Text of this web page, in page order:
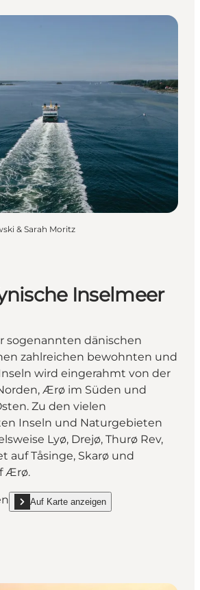
& Sarah Moritz
Inselmeer
sogenannten dänischen
zahlreichen bewohnten und
wird eingerahmt von der
Ærø im Süden und
Zu den vielen
Inseln und Naturgebieten
Lyø, Drejø, Thurø Rev,
auf Tåsinge, Skarø und
Ærø.
Südfynische Inselmeer"
Auf Karte anzeigen
show Das Südfynische Inselmeer on_map